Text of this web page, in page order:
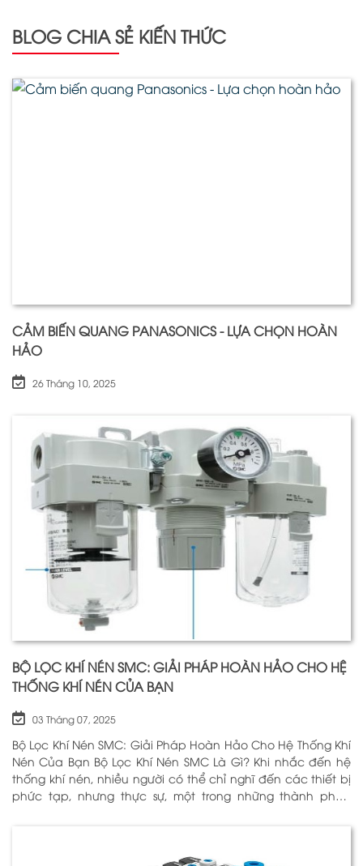
BLOG CHIA SẺ KIẾN THỨC
CẢM BIẾN QUANG PANASONICS - LỰA CHỌN HOÀN
HẢO
26 Tháng 10, 2025
BỘ LỌC KHÍ NÉN SMC: GIẢI PHÁP HOÀN HẢO CHO HỆ
THỐNG KHÍ NÉN CỦA BẠN
03 Tháng 07, 2025
Bộ Lọc Khí Nén SMC: Giải Pháp Hoàn Hảo Cho Hệ Thống Khí
Nén Của Bạn Bộ Lọc Khí Nén SMC Là Gì? Khi nhắc đến hệ
thống khí nén, nhiều người có thể chỉ nghĩ đến các thiết bị
phức tạp, nhưng thực sự, một trong những thành phần